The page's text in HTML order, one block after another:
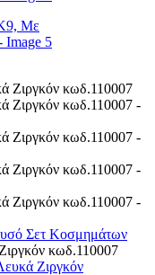
Σετ Κοσμημάτων
κωδ.110007